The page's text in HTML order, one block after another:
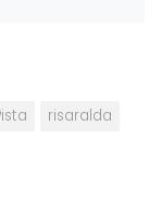
risaralda